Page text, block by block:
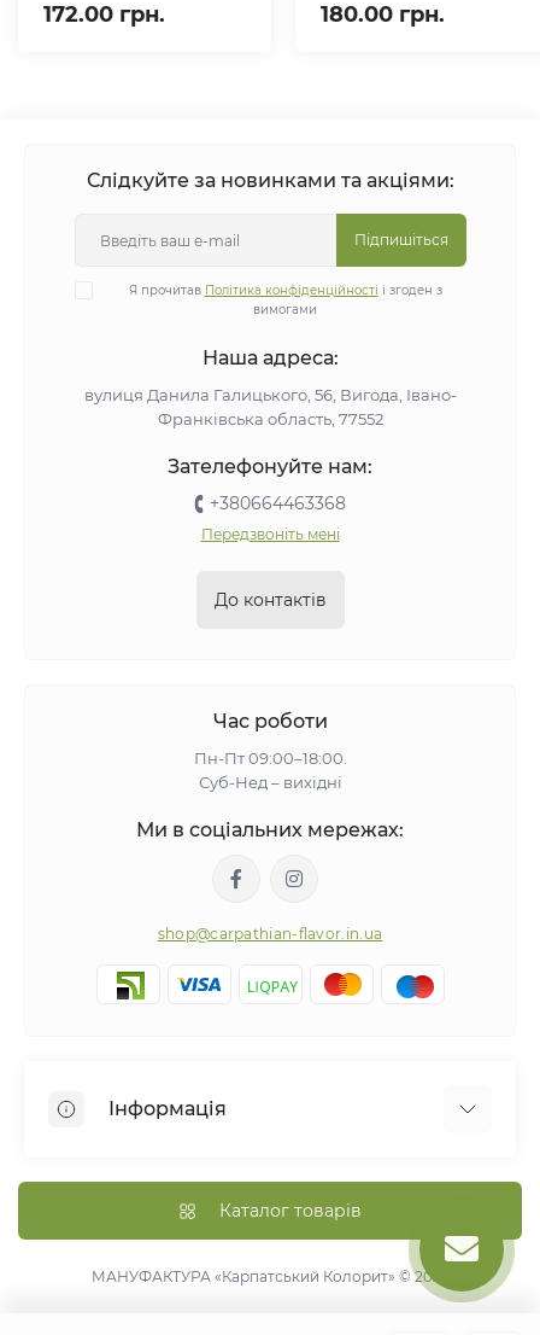
172.00 грн. 180.00 грн.
Слідкуйте за новинками та акціями:
Підпишіться
Я прочитав Політика конфіденційності і згоден з
вимогами
Наша адреса:
вулиця Данила Галицького, 56, Вигода, Івано-
Франківська область, 77552
Зателефонуйте нам:
+380664463368
Передзвоніть мені
До контактів
Час роботи
Пн-Пт 09:00–18:00.
Суб-Нед – вихідні
Ми в соціальних мережах:
shop@carpathian-flavor.in.ua
Інформація
Оплата та доставка
Політика конфіденційності
Правила повернення товару
Каталог товарів
МАНУФАКТУРА «Карпатський Колорит» © 2026